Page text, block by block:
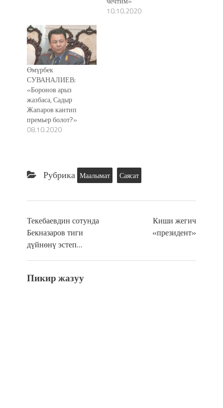
10.10.2020
Өмүрбек
СУВАНАЛИЕВ:
«Боронов арыз
жазбаса, Садыр
Жапаров кантип
премьер болот?»
08.10.2020
Рубрика Маалымат Саясат
Текебаевдин сотунда
Бекназаров тиги
дүйнөнү эстеп…
Киши жегич
«президент»
Пикир жазуу